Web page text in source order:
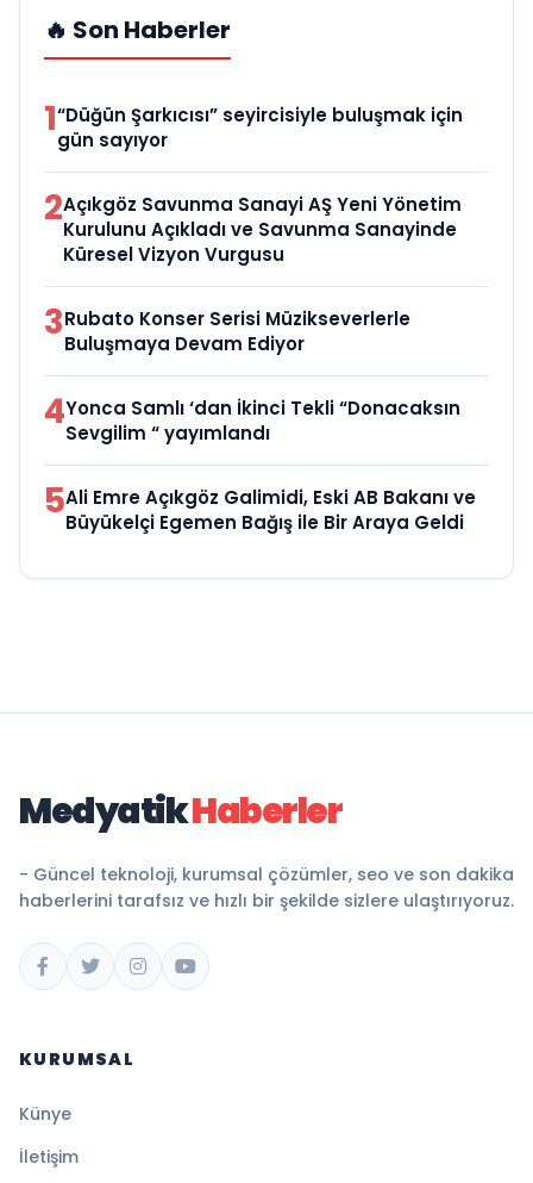
🔥 Son Haberler
1“Düğün Şarkıcısı” seyircisiyle buluşmak için
gün sayıyor
2Açıkgöz Savunma Sanayi AŞ Yeni Yönetim
Kurulunu Açıkladı ve Savunma Sanayinde
Küresel Vizyon Vurgusu
3Rubato Konser Serisi Müzikseverlerle
Buluşmaya Devam Ediyor
4Yonca Samlı ‘dan İkinci Tekli “Donacaksın
Sevgilim “ yayımlandı
5Ali Emre Açıkgöz Galimidi, Eski AB Bakanı ve
Büyükelçi Egemen Bağış ile Bir Araya Geldi
MedyatikHaberler
- Güncel teknoloji, kurumsal çözümler, seo ve son dakika
haberlerini tarafsız ve hızlı bir şekilde sizlere ulaştırıyoruz.
KURUMSAL
Künye
İletişim